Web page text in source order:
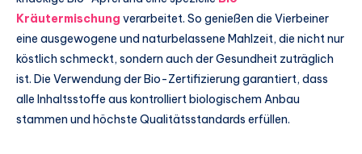
Kräutermischung verarbeitet. So genießen die Vierbeiner
eine ausgewogene und naturbelassene Mahlzeit, die nicht nur
köstlich schmeckt, sondern auch der Gesundheit zuträglich
ist. Die Verwendung der Bio-Zertifizierung garantiert, dass
alle Inhaltsstoffe aus kontrolliert biologischem Anbau
stammen und höchste Qualitätsstandards erfüllen.